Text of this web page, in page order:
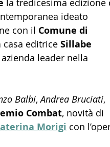
ideato
con il Comune di
casa editrice Sillabe
azienda leader nella
Balbi, Andrea Bruciati,
Combat, novità di
Morigi con